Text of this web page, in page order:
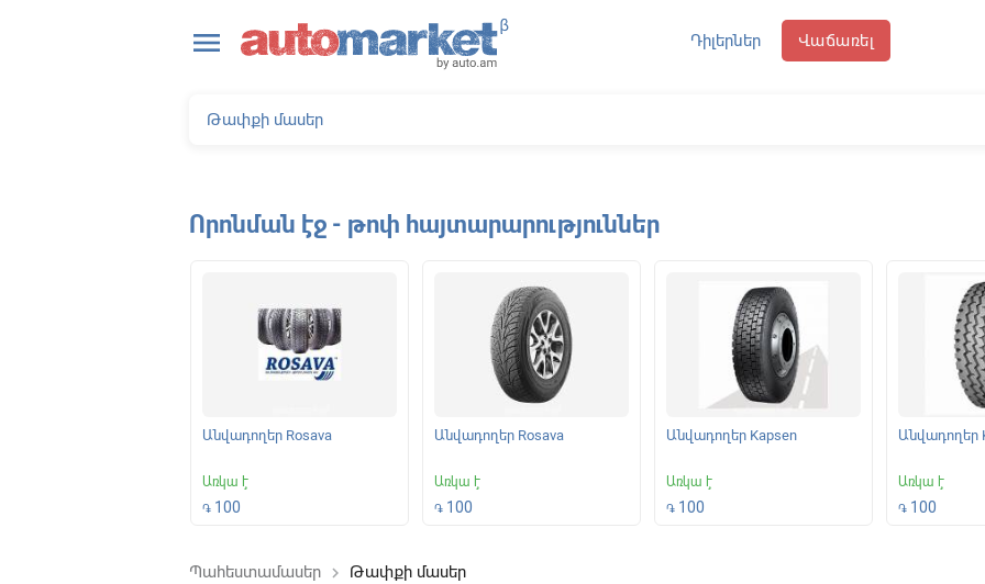
menu Դիլերներ Վաճառել
Որոնման էջ - թոփ հայտարարություններ
Անվադողեր Rosava
Առկա է
֏ 100
Անվադողեր Rosava
Առկա է
֏ 100
Անվադողեր Kapsen
Առկա է
֏ 100
Անվադողեր
Առկա է
֏ 100
Պահեստամասեր keyboard_arrow_right Թափքի մասեր